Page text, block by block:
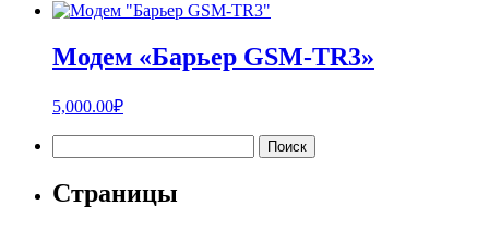
Модем «Барьер GSM-TR3»
5,000.00₽
Страницы